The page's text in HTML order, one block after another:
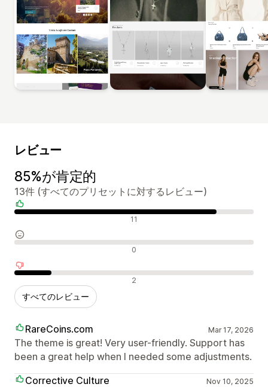
レビュー
85%が肯定的
13件 (すべてのプリセットに対するレビュー)
肯定的なレビュー 11
中間的なレビュー 0
否定的なレビュー 2
すべてのレビュー
RareCoins.com Mar 17, 2026
The theme is great! Very user-friendly. Support has
been a great help when I needed some adjustments.
Corrective Culture
Nov 10, 2025